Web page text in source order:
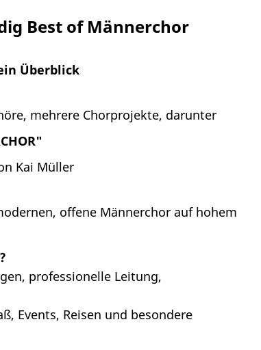
Best of Männerchor
Überblick
mehrere Chorprojekte, darunter
Kai Müller
offene Männerchor auf hohem
professionelle Leitung,
Events, Reisen und besondere